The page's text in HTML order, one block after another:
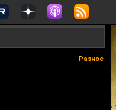
Разное